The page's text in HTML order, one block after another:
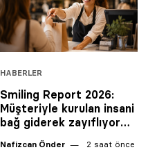
HABERLER
Smiling Report 2026:
Müşteriyle kurulan insani
bağ giderek zayıflıyor…
Nafizcan Önder 2 saat önce